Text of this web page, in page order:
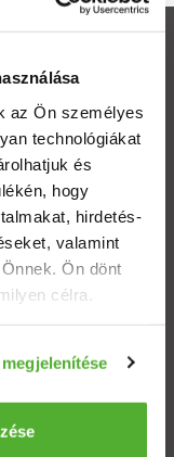
az Ön személyes
technológiákat
és
hogy
hirdetés-
valamint
Ön dönt
célra.
konkrét